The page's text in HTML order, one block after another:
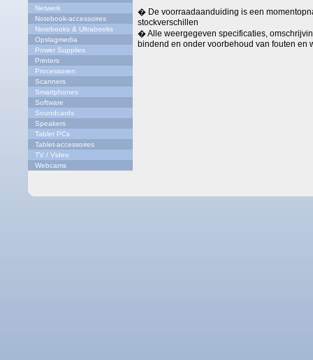
Netwerk
Notebook-accessoires
Notebooks & Ultrabooks
Opslagmedia
Power Supplies
Printers
Processoren
Scanners
Smartphones
Software
Soundcards
Speakers
Tablet PCs
Tablet-accessoires
TV / Video
Webcams
� De voorraadaanduiding is een
stockverschillen
� Alle weergegeven specificaties,
bindend en onder voorbehoud van fouten en